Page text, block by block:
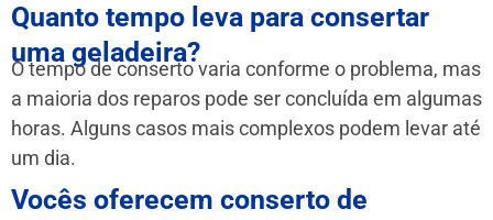
Quanto tempo leva para consertar
uma geladeira?
O tempo de conserto varia conforme o problema, mas
a maioria dos reparos pode ser concluída em algumas
horas. Alguns casos mais complexos podem levar até
um dia.
Vocês oferecem conserto de